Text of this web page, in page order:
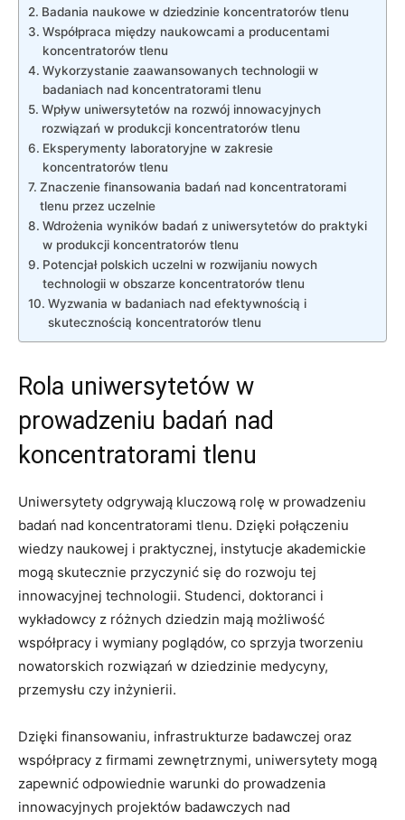
Badania naukowe‍ w dziedzinie koncentratorów ‍tlenu
Współpraca między naukowcami a producentami‍
koncentratorów tlenu
Wykorzystanie zaawansowanych technologii w
badaniach ‍nad​ koncentratorami tlenu
Wpływ uniwersytetów na​ rozwój innowacyjnych
rozwiązań ⁤w​ produkcji ⁢koncentratorów tlenu
Eksperymenty laboratoryjne ‌w zakresie
‍koncentratorów tlenu
Znaczenie finansowania ‍badań nad koncentratorami
tlenu przez uczelnie
Wdrożenia wyników badań z uniwersytetów do​ praktyki
w produkcji koncentratorów ‌tlenu
Potencjał polskich uczelni w rozwijaniu nowych
technologii w obszarze ⁢koncentratorów tlenu
Wyzwania w badaniach nad ⁣efektywnością i
‍skutecznością koncentratorów tlenu
Rola⁢ uniwersytetów w‌
prowadzeniu badań nad
koncentratorami tlenu
Uniwersytety odgrywają kluczową rolę ‍w prowadzeniu
badań nad koncentratorami tlenu. Dzięki połączeniu
wiedzy naukowej‌ i praktycznej, instytucje akademickie
mogą skutecznie ‍przyczynić się do rozwoju tej
innowacyjnej technologii.⁢ Studenci,‌ doktoranci i
wykładowcy z różnych dziedzin⁣ mają możliwość⁣
współpracy i wymiany poglądów,⁤ co sprzyja tworzeniu
nowatorskich​ rozwiązań w dziedzinie medycyny,
⁣przemysłu czy inżynierii.
Dzięki ‌finansowaniu, infrastrukturze badawczej oraz
współpracy z firmami zewnętrznymi,‌ uniwersytety mogą
zapewnić ⁣odpowiednie warunki‌ do prowadzenia
⁢innowacyjnych projektów badawczych nad